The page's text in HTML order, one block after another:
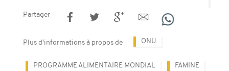
Partager
Plus d'informations à propos de ONU
PROGRAMME ALIMENTAIRE MONDIAL FAMINE